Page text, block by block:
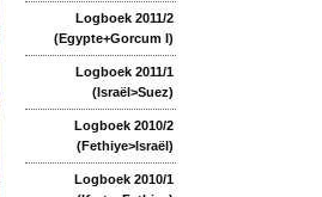
Logboek 2011/2
(Egypte+Gorcum I)
Logboek 2011/1
(Israël>Suez)
Logboek 2010/2
(Fethiye>Israël)
Logboek 2010/1